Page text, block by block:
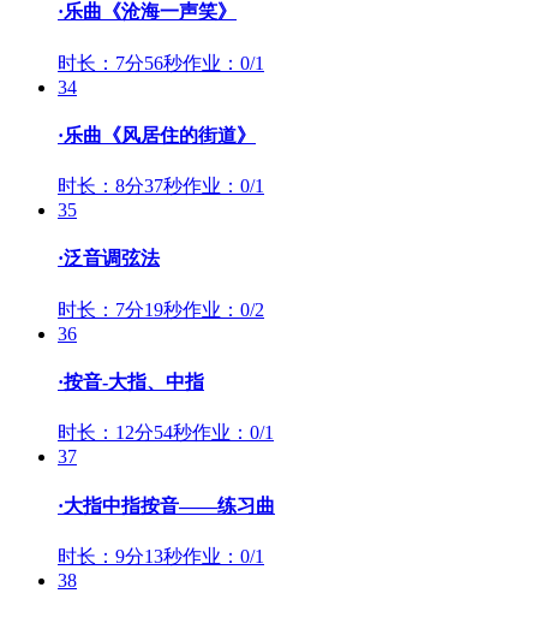
·乐曲《沧海一声笑》
时长：7分56秒作业：0/1
34
·乐曲《风居住的街道》
时长：8分37秒作业：0/1
35
·泛音调弦法
时长：7分19秒作业：0/2
36
·按音-大指、中指
时长：12分54秒作业：0/1
37
·大指中指按音——练习曲
时长：9分13秒作业：0/1
38